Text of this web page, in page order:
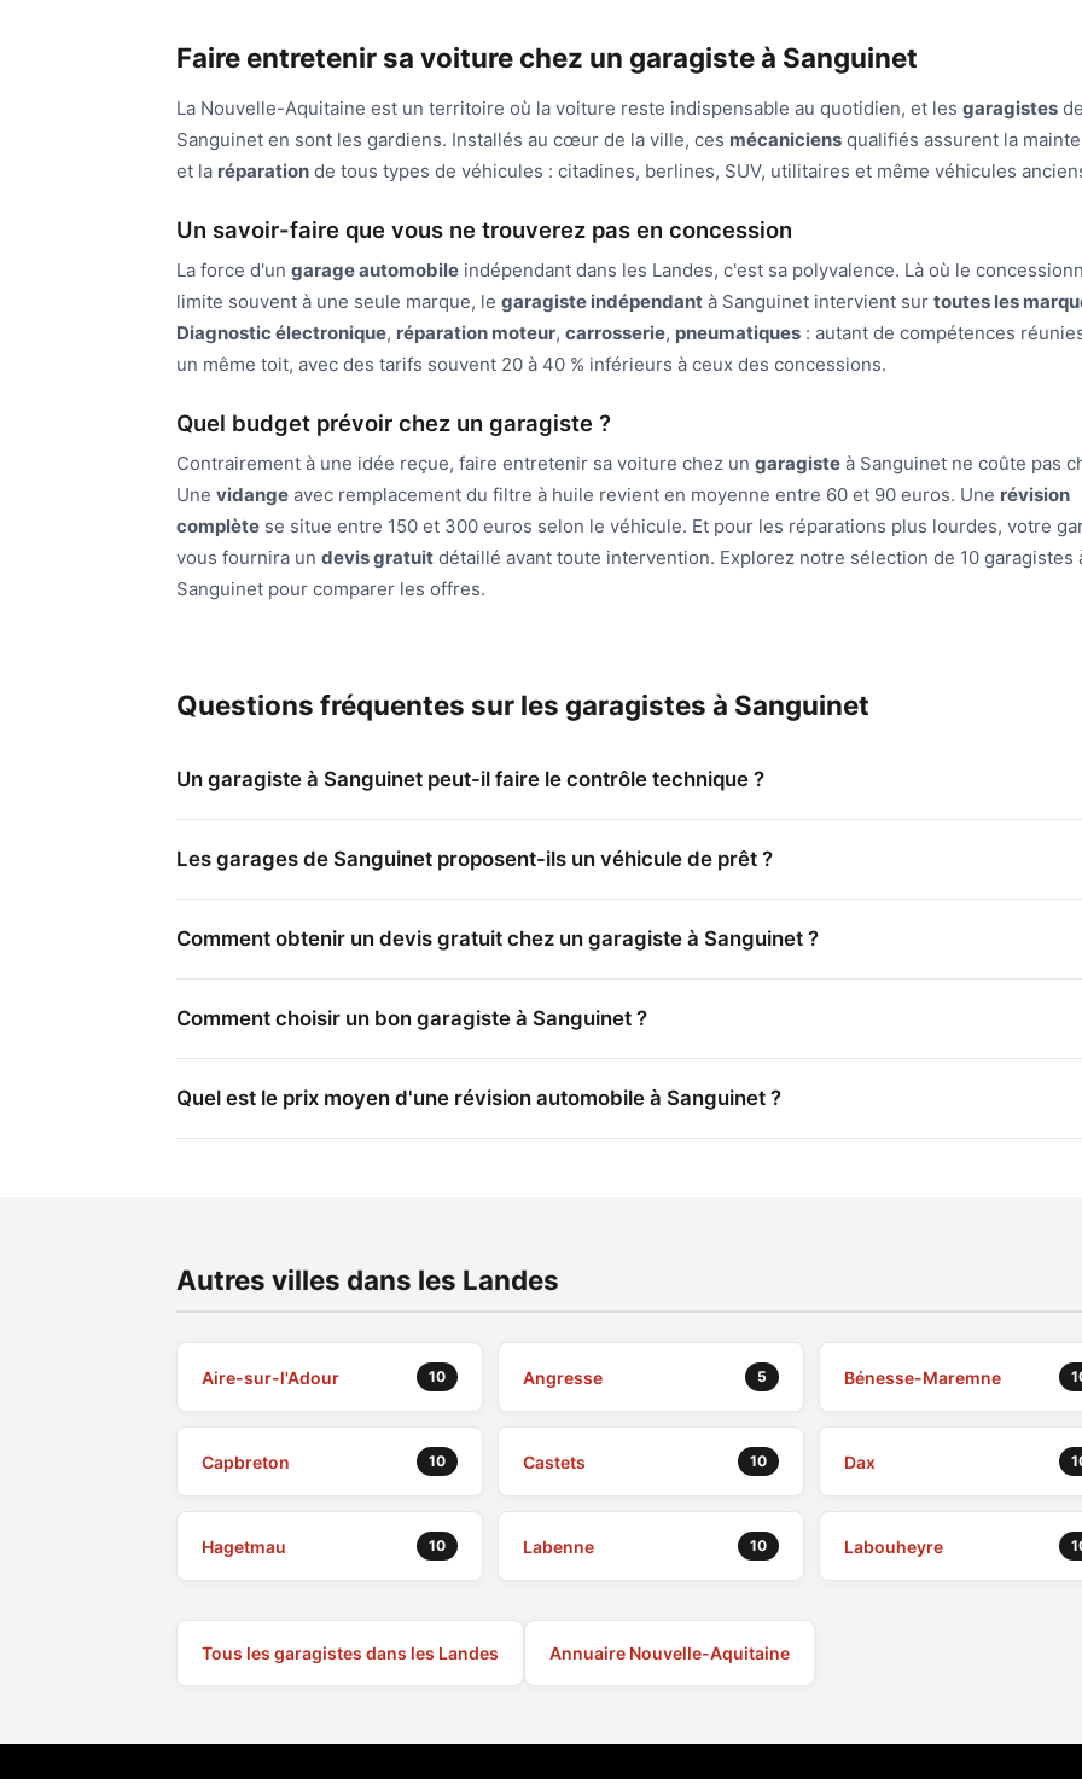
Faire entretenir sa voiture chez un garagiste à Sanguinet
La Nouvelle-Aquitaine est un territoire où la voiture reste indispensable au quotidien, et les garagistes de
Sanguinet en sont les gardiens. Installés au cœur de la ville, ces mécaniciens qualifiés assurent la
et la réparation de tous types de véhicules : citadines, berlines, SUV, utilitaires et même véhicules
Un savoir-faire que vous ne trouverez pas en concession
La force d'un garage automobile indépendant dans les Landes, c'est sa polyvalence. Là où le
limite souvent à une seule marque, le garagiste indépendant à Sanguinet intervient sur toutes les
Diagnostic électronique, réparation moteur, carrosserie, pneumatiques : autant de compétences
un même toit, avec des tarifs souvent 20 à 40 % inférieurs à ceux des concessions.
Quel budget prévoir chez un garagiste ?
Contrairement à une idée reçue, faire entretenir sa voiture chez un garagiste à Sanguinet ne coûte pas
Une vidange avec remplacement du filtre à huile revient en moyenne entre 60 et 90 euros. Une révision
complète se situe entre 150 et 300 euros selon le véhicule. Et pour les réparations plus lourdes, votre
vous fournira un devis gratuit détaillé avant toute intervention. Explorez notre sélection de 10 garagistes
Sanguinet pour comparer les offres.
Questions fréquentes sur les garagistes à Sanguinet
Un garagiste à Sanguinet peut-il faire le contrôle technique ?
Les garages de Sanguinet proposent-ils un véhicule de prêt ?
Comment obtenir un devis gratuit chez un garagiste à Sanguinet ?
Comment choisir un bon garagiste à Sanguinet ?
Quel est le prix moyen d'une révision automobile à Sanguinet ?
Autres villes dans les Landes
Aire-sur-l'Adour 10 Angresse 5 Bénesse-Maremne
Capbreton 10 Castets 10 Dax
Hagetmau 10 Labenne 10 Labouheyre
Tous les garagistes dans les Landes Annuaire Nouvelle-Aquitaine